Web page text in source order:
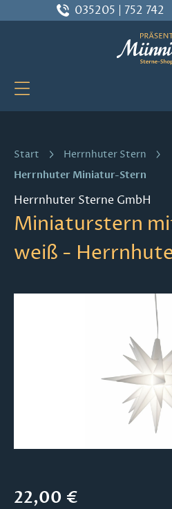
Zum Hauptinhalt springen
035205 | 752 742
Start Herrnhuter Stern
Herrnhuter Miniatur-Stern
Herrnhuter Sterne GmbH
Miniaturstern
weiß -
Regulärer Preis:
22,00 €